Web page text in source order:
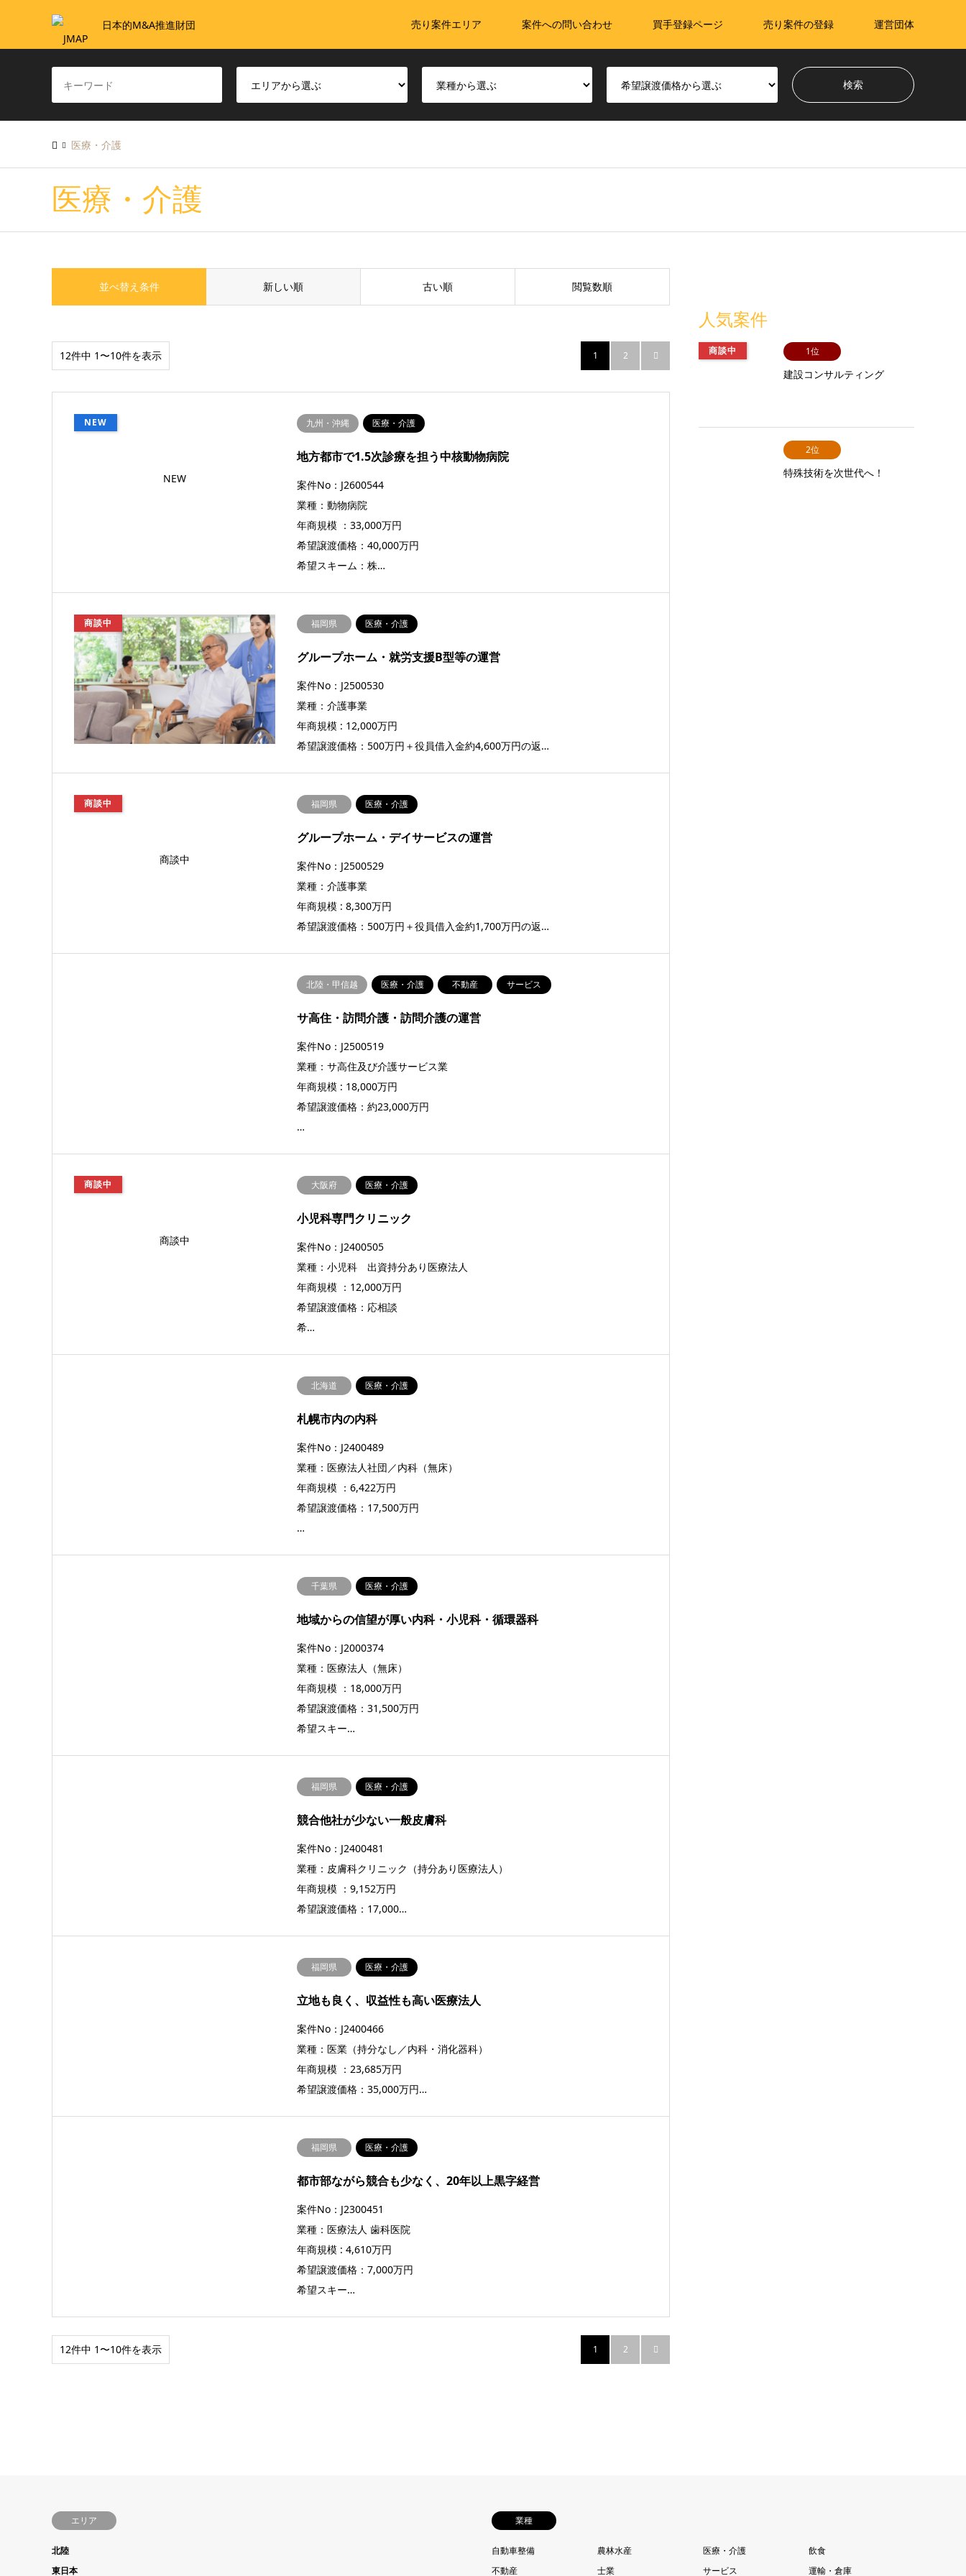
日本的M&A推進財団 売り案件エリア 案件への問い合わせ 買手登録ページ 売り案件の登録 運営団体
医療・介護
医療・介護
並べ替え条件 新しい順 古い順 閲覧数順
12件中 1〜10件を表示 1 2 
NEW
NEW 九州・沖縄 医療・介護
地方都市で1.5次診療を担う中核動物病院
案件No：J2600544
業種：動物病院
年商規模 ：33,000万円
希望譲渡価格：40,000万円
希望スキーム：株…
商談中
商談中 福岡県 医療・介護
グループホーム・就労支援B型等の運営
案件No：J2500530
業種：介護事業
年商規模 : 12,000万円
希望譲渡価格：500万円＋役員借入金約4,600万円の返…
商談中
商談中 福岡県 医療・介護
グループホーム・デイサービスの運営
案件No：J2500529
業種：介護事業
年商規模 : 8,300万円
希望譲渡価格：500万円＋役員借入金約1,700万円の返…
北陸・甲信越 医療・介護 不動産 サービス
サ高住・訪問介護・訪問介護の運営
案件No：J2500519
業種：サ高住及び介護サービス業
年商規模 : 18,000万円
希望譲渡価格：約23,000万円
…
商談中
商談中 大阪府 医療・介護
小児科専門クリニック
案件No：J2400505
業種：小児科 出資持分あり医療法人
年商規模 ：12,000万円
希望譲渡価格：応相談
希…
北海道 医療・介護
札幌市内の内科
案件No：J2400489
業種：医療法人社団／内科（無床）
年商規模 ：6,422万円
希望譲渡価格：17,500万円
…
千葉県 医療・介護
地域からの信望が厚い内科・小児科・循環器科
案件No：J2000374
業種：医療法人（無床）
年商規模 ：18,000万円
希望譲渡価格：31,500万円
希望スキー…
福岡県 医療・介護
競合他社が少ない一般皮膚科
案件No：J2400481
業種：皮膚科クリニック（持分あり医療法人）
年商規模 ：9,152万円
希望譲渡価格：17,000…
福岡県 医療・介護
立地も良く、収益性も高い医療法人
案件No：J2400466
業種：医業（持分なし／内科・消化器科）
年商規模 ：23,685万円
希望譲渡価格：35,000万円…
福岡県 医療・介護
都市部ながら競合も少なく、20年以上黒字経営
案件No：J2300451
業種：医療法人 歯科医院
年商規模 : 4,610万円
希望譲渡価格：7,000万円
希望スキー…
12件中 1〜10件を表示 1 2 
人気案件
商談中 1位
建設コンサルティング
2位
特殊技術を次世代へ！
エリア
北陸
東日本
業種
自動車整備 農林水産 医療・介護
飲食
不動産
士業 サービス 運輸・倉庫